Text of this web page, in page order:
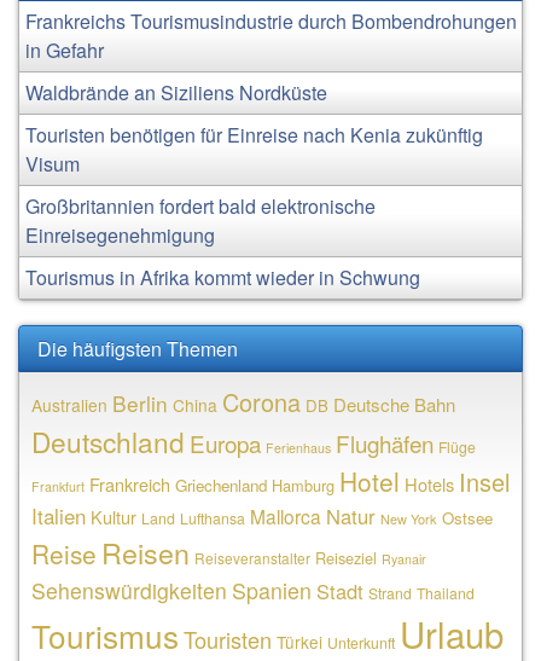
Frankreichs Tourismusindustrie durch Bombendrohungen
in Gefahr
Waldbrände an Siziliens Nordküste
Touristen benötigen für Einreise nach Kenia zukünftig
Visum
Großbritannien fordert bald elektronische
Einreisegenehmigung
Tourismus in Afrika kommt wieder in Schwung
Die häufigsten Themen
Australien Berlin China Corona DB Deutsche Bahn
Deutschland Europa Ferienhaus Flughäfen Flüge
Frankfurt Frankreich Griechenland Hamburg Hotel Hotels Insel
Italien Kultur Land Lufthansa Mallorca Natur New York Ostsee
Reise Reisen Reiseveranstalter Reiseziel Ryanair
Sehenswürdigkeiten Spanien Stadt Strand Thailand
TourismusTouristen Türkei Unterkunft Urlaub